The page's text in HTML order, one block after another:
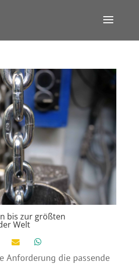
bis zur größten
Welt
Anforderung die passende